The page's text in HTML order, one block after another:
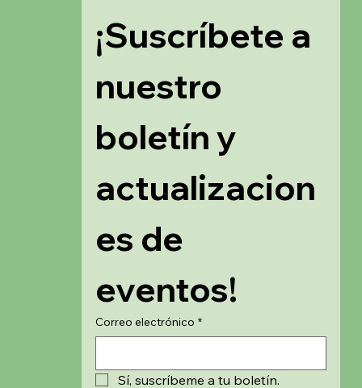
¡Suscríbete a
nuestro
boletín y
actualizacion
es de
eventos!
Correo electrónico *
Sí, suscríbeme a tu boletín.